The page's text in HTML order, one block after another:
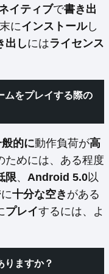
イティブで書き出
にインストールし
出しにはライセンス
をプレイする際の
的に動作負荷が高
ためには、ある程度
限、 Android 5.0以
に十分な空き がある
プレイするには、よ
りますか？